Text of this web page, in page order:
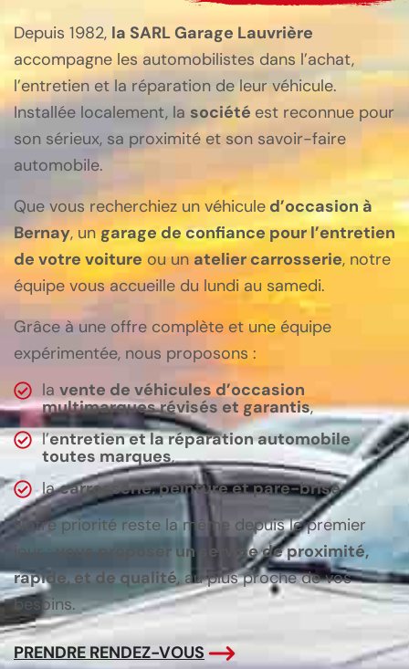
Depuis 1982, la SARL Garage Lauvrière
accompagne les automobilistes dans l’achat,
l’entretien et la réparation de leur véhicule.
Installée localement, la société est reconnue pour
son sérieux, sa proximité et son savoir-faire
automobile.
Que vous recherchiez un véhicule d’occasion à
Bernay, ungarage de confiance pour l’entretien
de votre voiture ou unatelier carrosserie, notre
équipe vous accueille du lundi au samedi.
Grâce à une offre complète et une équipe
expérimentée, nous proposons :
la vente de véhicules d’occasion
multimarques révisés et garantis,
l’entretien et la réparation automobile
toutes marques,
lacarrosserie, peinture et pare-brise,
Notre priorité reste la même depuis le premier
jour :vous proposer un service de proximité,
rapide, et de qualité, au plus proche de vos
besoins.
PRENDRE RENDEZ-VOUS